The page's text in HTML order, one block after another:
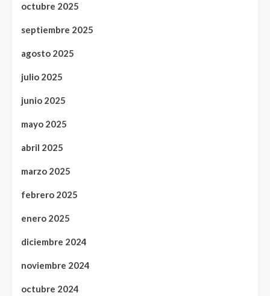
octubre 2025
septiembre 2025
agosto 2025
julio 2025
junio 2025
mayo 2025
abril 2025
marzo 2025
febrero 2025
enero 2025
diciembre 2024
noviembre 2024
octubre 2024